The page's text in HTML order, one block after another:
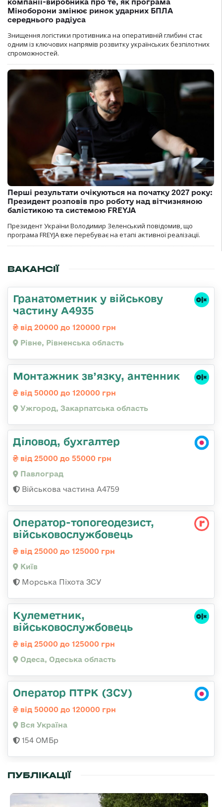
компанії-виробника про те, як програма
Міноборони змінює ринок ударних БПЛА
середнього радіуса
Знищення логістики противника на оперативній глибині стає
одним із ключових напрямів розвитку українських безпілотних
спроможностей.
Перші результати очікуються на початку 2027 року:
Президент розповів про роботу над вітчизняною
балістикою та системою FREYJA
Президент України Володимир Зеленський повідомив, що
програма FREYJA вже перебуває на етапі активної реалізації.
ВАКАНСІЇ
Гранатометник у військову
частину А4935
від 20000 до 120000 грн
Рівне, Рівненська область
Монтажник зв’язку, антенник
від 50000 до 120000 грн
Ужгород, Закарпатська область
Діловод, бухгалтер
від 25000 до 55000 грн
Павлоград
Військова частина А4759
Оператор-топогеодезист,
військовослужбовець
від 25000 до 125000 грн
Київ
Морська Піхота ЗСУ
Кулеметник,
військовослужбовець
від 25000 до 125000 грн
Одеса, Одеська область
Оператор ПТРК (ЗСУ)
від 50000 до 120000 грн
Вся Україна
154 ОМБр
ПУБЛІКАЦІЇ